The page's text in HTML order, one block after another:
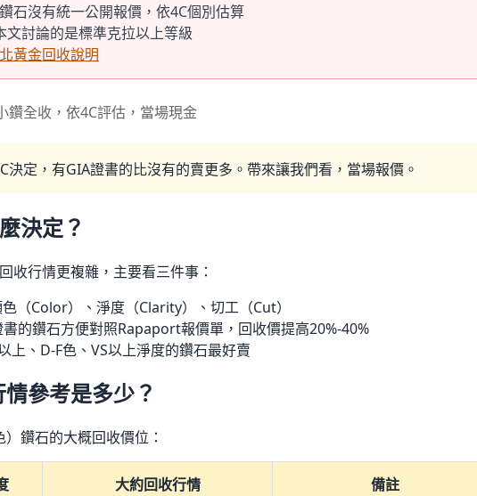
石沒有統一公開報價，依4C個別估算
討論的是標準克拉以上等級
黃金回收說明
鑽全收，依4C評估，當場現金
決定，有GIA證書的比沒有的賣更多。帶來讓我們看，當場報價。
決定？
收行情更複雜，主要看三件事：
（Color）、淨度（Clarity）、切工（Cut）
書的鑽石方便對照Rapaport報價單，回收價提高20%-40%
上、D-F色、VS以上淨度的鑽石最好賣
參考是多少？
鑽石的大概回收價位：
大約回收行情 備註